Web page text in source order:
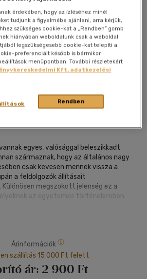
oldal
egyes, valósággal beleszikkadt
származnak, hogy az általános nagy
csak kevesen mennek vissza a
a feldolgozók állításait
megszokott jelenség ez a
az egyetemes történelemben
s így el sem akarják hinni, hogy nekik,
ismeretén túl, az egyetemes
éppen ők vétnek önmagok ellen, ha
elhanyagolják. Az eredeti szövegeknek
vezetheti őket, hogy a feldolgozók a
részét már élvezhetetlennek
Árinformációk
szállítás 15 000 Ft felett
ár: 2 900 Ft
érdekében, hogy az ízléséhez minél
tudjunk a figyelmébe ajánlani, arra kérjük,
szükséges cookie-kat a „Rendben” gomb
hiányában weboldalunk csak a weboldal
legszükségesebb cookie-kat telepíti a
preferenciáit később is bármikor
menüpontban. További részletekért
Kft. adatkezelési
Rendben